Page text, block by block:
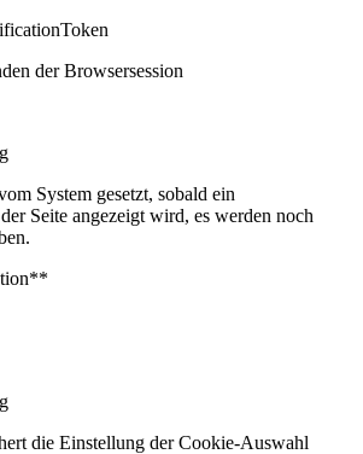
der Browsersession
System gesetzt, sobald ein
Seite angezeigt wird, es werden noch
die Einstellung der Cookie-Auswahl